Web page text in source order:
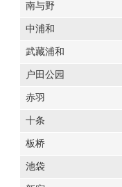
南与野
中浦和
武藏浦和
户田公园
赤羽
十条
板桥
池袋